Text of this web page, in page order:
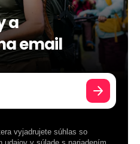
a
email
vyjadrujete súhlas so